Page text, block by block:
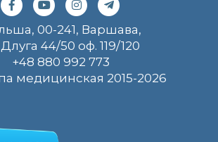
00-241, Варшава,
44/50 оф. 119/120
+48 880 992 773
медицинская 2015-2026